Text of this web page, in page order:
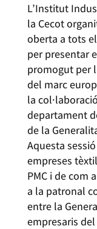
L’Institut
la Cecot
oberta a tots
per presentar
promogut per
del marc
la
departament
de la
Aquesta
empreses
PMC i de com
a la patronal
entre la
empresaris